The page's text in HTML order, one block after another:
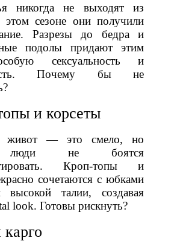
никогда не выходят из
сезоне они получили
Разрезы до бедра и
подолы придают этим
сексуальность и
Почему бы не
и корсеты
живот — это смело, но
люди не боятся
Кроп-топы и
сочетаются с юбками
талии, создавая
look. Готовы рискнуть?